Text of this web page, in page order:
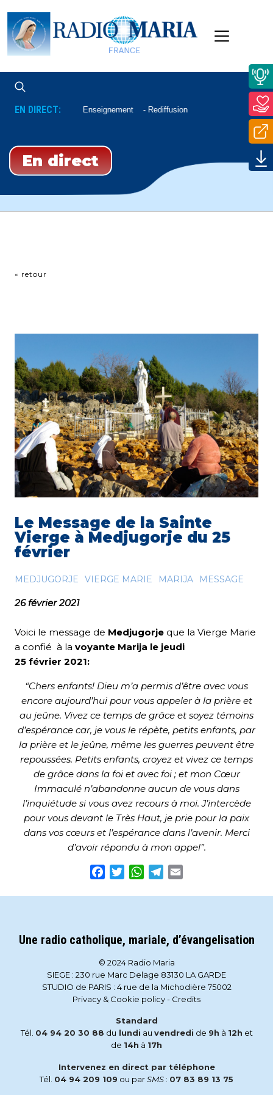
EN DIRECT: Enseignement Rediffusion
En direct
« retour
Le Message de la Sainte
Vierge à Medjugorje du 25
février
MEDJUGORJE VIERGE MARIE MARIJA MESSAGE
26 février 2021
Voici le message de Medjugorje que la Vierge Marie
a confié à la voyante Marija le jeudi
25 février 2021:
“Chers enfants! Dieu m’a permis d’être avec vous
encore aujourd’hui pour vous appeler à la prière et
au jeûne. Vivez ce temps de grâce et soyez témoins
d’espérance car, je vous le répète, petits enfants, par
la prière et le jeûne, même les guerres peuvent être
repoussées. Petits enfants, croyez et vivez ce temps
de grâce dans la foi et avec foi ; et mon Cœur
Immaculé n’abandonne aucun de vous dans
l’inquiétude si vous avez recours à moi. J’intercède
pour vous devant le Très Haut, je prie pour la paix
dans vos cœurs et l’espérance dans l’avenir. Merci
d’avoir répondu à mon appel”.
Facebook
TwitterWhatsApp
Telegram
Une radio catholique, mariale, d’évangelisation
© 2024 Radio Maria
SIEGE : 230 rue Marc Delage 83130 LA GARDE
STUDIO de PARIS : 4 rue de la Michodière 75002
Privacy & Cookie policy- Credits
Standard
Tél. 04 94 20 30 88 du lundi au vendredi de 9h à 12h et
de 14h à 17h
Intervenez en direct par téléphone
Tél. 04 94 209 109 ou parSMS : 07 83 89 13 75